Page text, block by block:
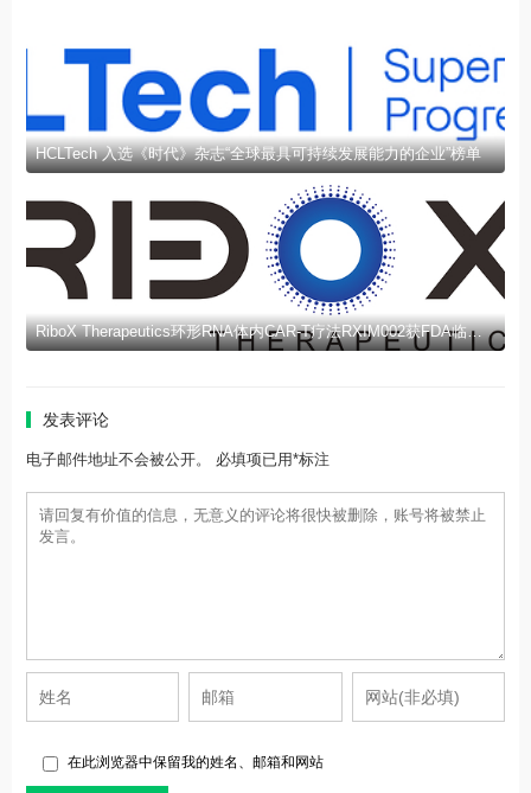
HCLTech 入选《时代》杂志“全球最具可持续发展能力的企业”榜单
RiboX Therapeutics环形RNA体内CAR-T疗法RXIM002获FDA临床试验许可
发表评论
电子邮件地址不会被公开。 必填项已用*标注
在此浏览器中保留我的姓名、邮箱和网站